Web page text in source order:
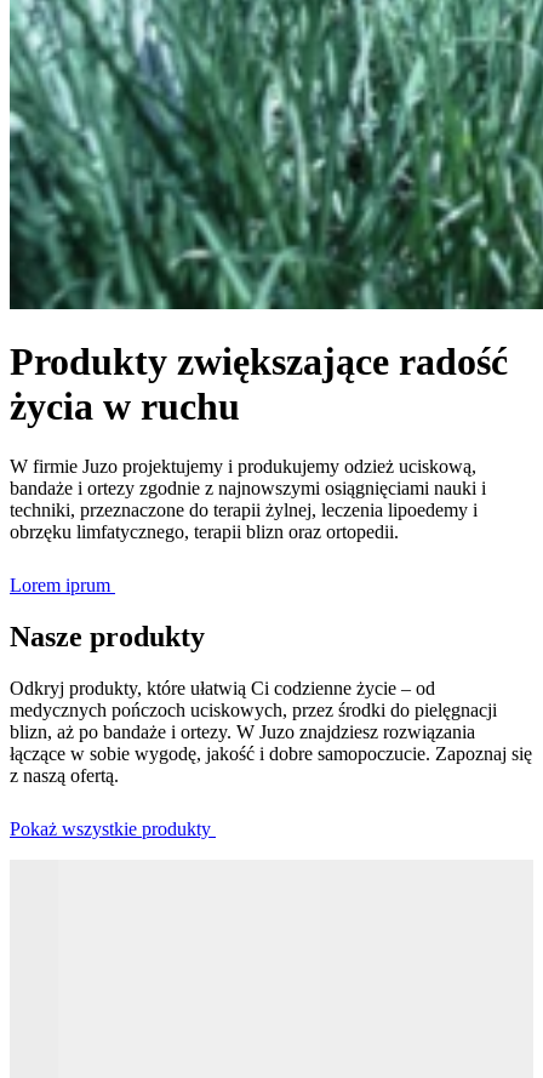
Produkty zwiększające radość
życia w ruchu
W firmie Juzo projektujemy i produkujemy odzież uciskową,
bandaże i ortezy zgodnie z najnowszymi osiągnięciami nauki i
techniki, przeznaczone do terapii żylnej, leczenia lipoedemy i
obrzęku limfatycznego, terapii blizn oraz ortopedii.
Lorem iprum
Nasze produkty
Odkryj produkty, które ułatwią Ci codzienne życie – od
medycznych pończoch uciskowych, przez środki do pielęgnacji
blizn, aż po bandaże i ortezy. W Juzo znajdziesz rozwiązania
łączące w sobie wygodę, jakość i dobre samopoczucie. Zapoznaj się
z naszą ofertą.
Pokaż wszystkie produkty